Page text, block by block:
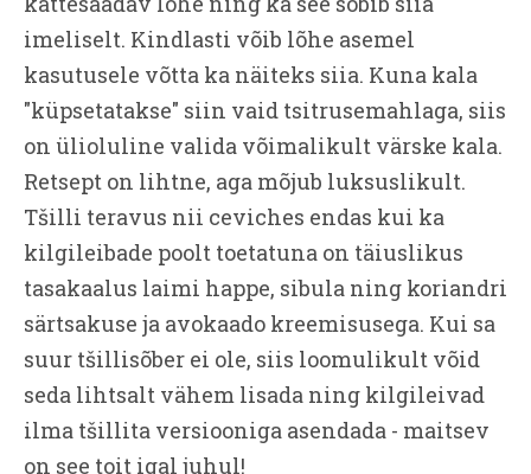
imeliselt. Kindlasti võib lõhe asemel
kasutusele võtta ka näiteks siia. Kuna kala
"küpsetatakse" siin vaid tsitrusemahlaga, siis
on ülioluline valida võimalikult värske kala.
Retsept on lihtne, aga mõjub luksuslikult.
Tšilli teravus nii ceviches endas kui ka
kilgileibade poolt toetatuna on täiuslikus
tasakaalus laimi happe, sibula ning koriandri
särtsakuse ja avokaado kreemisusega. Kui sa
suur tšillisõber ei ole, siis loomulikult võid
seda lihtsalt vähem lisada ning kilgileivad
ilma tšillita versiooniga asendada - maitsev
on see toit igal juhul!